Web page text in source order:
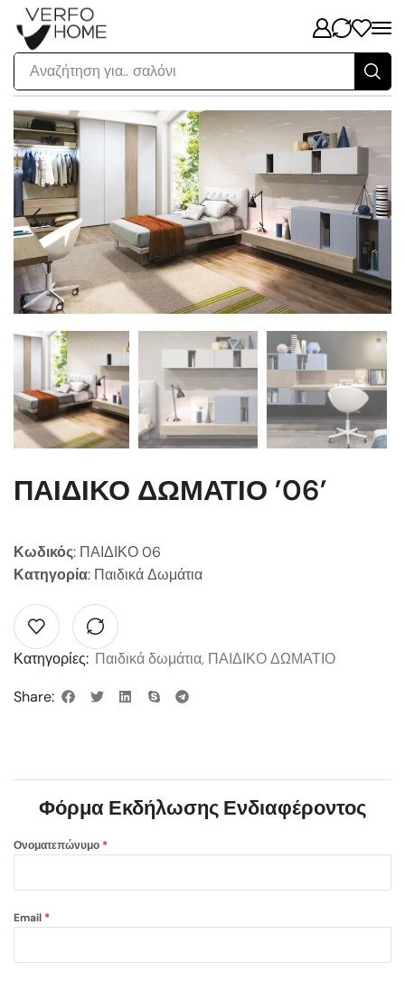
Αναζήτηση για.. σαλόνι
ΠΑΙΔΙΚΟ ΔΩΜΑΤΙΟ ’06’
Κωδικός: ΠΑΙΔΙΚΟ 06
Κατηγορία: Παιδικά Δωμάτια
Κατηγορίες: Παιδικά δωμάτια, ΠΑΙΔΙΚΟ ΔΩΜΑΤΙΟ
Share:
Φόρμα Εκδήλωσης Ενδιαφέροντος
Ονοματεπώνυμο *
Email *